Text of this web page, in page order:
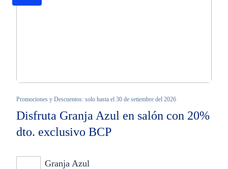
Promociones y Descuentos: solo hasta el 30 de setiembre del 2026
Disfruta Granja Azul en salón con 20%
dto. exclusivo BCP
Granja Azul